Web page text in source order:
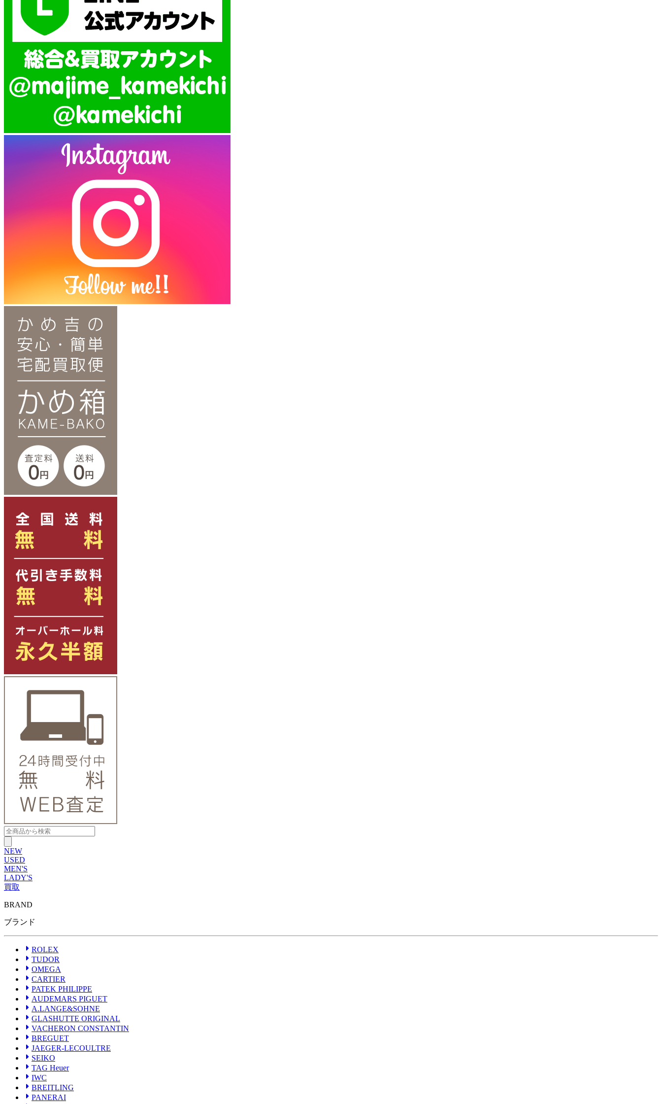
NEW
USED
MEN'S
LADY'S
買取
ブランドから探す
ROLEX
OMEGA
AUDEMARS PIGUET
A.LANGE&SOHNE
GLASHUTTE ORIGINAL
VACHERON CONSTANTIN
BREGUET
JAEGER-LECOULTRE
SEIKO
TAG Heuer
IWC
BREITLING
PANERAI
FRANCK MULLER
HUBLOT
BLANCPAIN
ZENITH
HARRY WINSTON
LOUIS VUITTON
CHANEL
BRAND
ブランド
ROLEX
TUDOR
OMEGA
CARTIER
PATEK PHILIPPE
AUDEMARS PIGUET
A.LANGE&SOHNE
GLASHUTTE ORIGINAL
VACHERON CONSTANTIN
BREGUET
JAEGER-LECOULTRE
SEIKO
TAG Heuer
IWC
BREITLING
PANERAI